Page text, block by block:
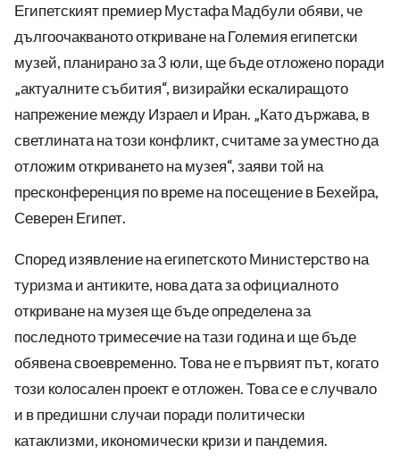
Египетският премиер Мустафа Мадбули обяви, че
дългоочакваното откриване на Големия египетски
музей, планирано за 3 юли, ще бъде отложено поради
„актуалните събития“, визирайки ескалиращото
напрежение между Израел и Иран. „Като държава, в
светлината на този конфликт, считаме за уместно да
отложим откриването на музея“, заяви той на
пресконференция по време на посещение в Бехейра,
Северен Египет.
Според изявление на египетското Министерство на
туризма и антиките, нова дата за официалното
откриване на музея ще бъде определена за
последното тримесечие на тази година и ще бъде
обявена своевременно. Това не е първият път, когато
този колосален проект е отложен. Това се е случвало
и в предишни случаи поради политически
катаклизми, икономически кризи и пандемия.